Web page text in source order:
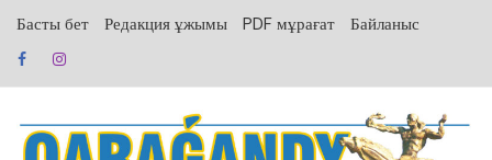
содержанию
Басты бет Редакция ұжымы PDF мұрағат Байланыс